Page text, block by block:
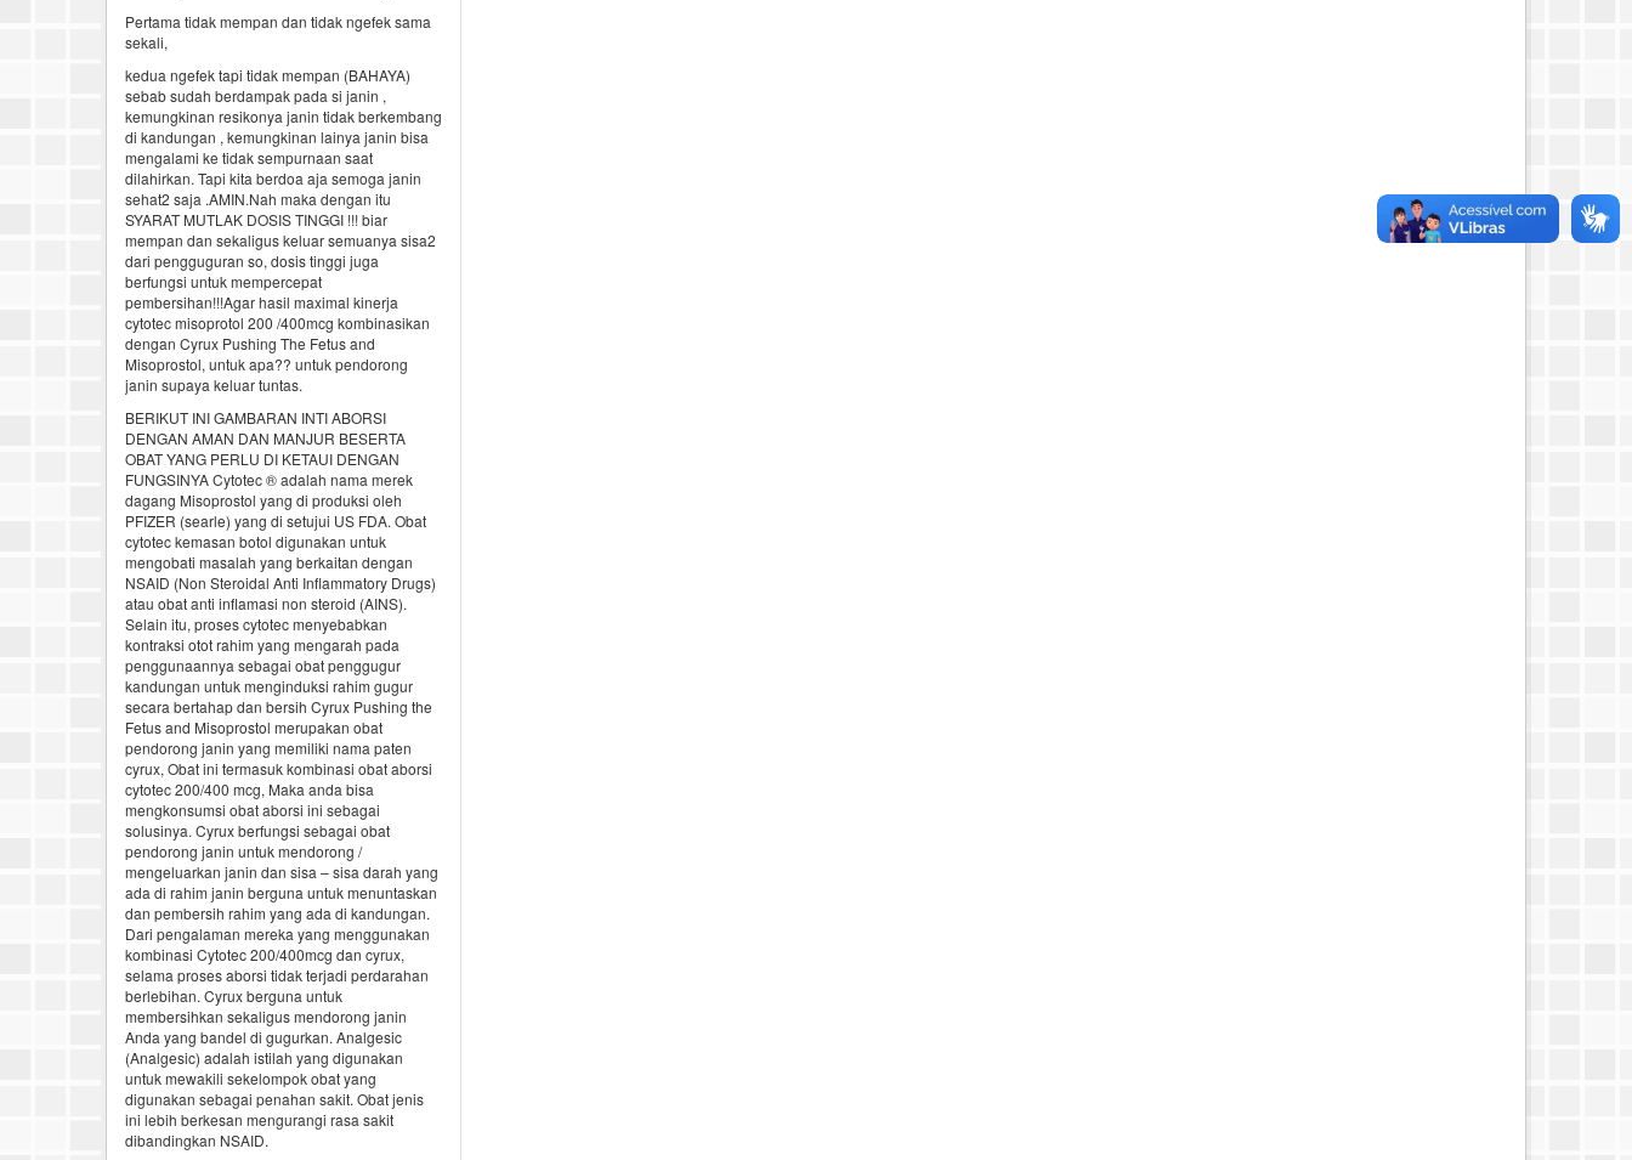
Pertama tidak mempan dan tidak ngefek sama
sekali,
kedua ngefek tapi tidak mempan (BAHAYA)
sebab sudah berdampak pada si janin ,
kemungkinan resikonya janin tidak berkembang
di kandungan , kemungkinan lainya janin bisa
mengalami ke tidak sempurnaan saat
dilahirkan. Tapi kita berdoa aja semoga janin
sehat2 saja .AMIN.Nah maka dengan itu
SYARAT MUTLAK DOSIS TINGGI !!! biar
mempan dan sekaligus keluar semuanya sisa2
dari pengguguran so, dosis tinggi juga
berfungsi untuk mempercepat
pembersihan!!!Agar hasil maximal kinerja
cytotec misoprotol 200 /400mcg kombinasikan
dengan Cyrux Pushing The Fetus and
Misoprostol, untuk apa?? untuk pendorong
janin supaya keluar tuntas.
BERIKUT INI GAMBARAN INTI ABORSI
DENGAN AMAN DAN MANJUR BESERTA
OBAT YANG PERLU DI KETAUI DENGAN
FUNGSINYA Cytotec ® adalah nama merek
dagang Misoprostol yang di produksi oleh
PFIZER (searle) yang di setujui US FDA. Obat
cytotec kemasan botol digunakan untuk
mengobati masalah yang berkaitan dengan
NSAID (Non Steroidal Anti Inflammatory Drugs)
atau obat anti inflamasi non steroid (AINS).
Selain itu, proses cytotec menyebabkan
kontraksi otot rahim yang mengarah pada
penggunaannya sebagai obat penggugur
kandungan untuk menginduksi rahim gugur
secara bertahap dan bersih Cyrux Pushing the
Fetus and Misoprostol merupakan obat
pendorong janin yang memiliki nama paten
cyrux, Obat ini termasuk kombinasi obat aborsi
cytotec 200/400 mcg, Maka anda bisa
mengkonsumsi obat aborsi ini sebagai
solusinya. Cyrux berfungsi sebagai obat
pendorong janin untuk mendorong /
mengeluarkan janin dan sisa – sisa darah yang
ada di rahim janin berguna untuk menuntaskan
dan pembersih rahim yang ada di kandungan.
Dari pengalaman mereka yang menggunakan
kombinasi Cytotec 200/400mcg dan cyrux,
selama proses aborsi tidak terjadi perdarahan
berlebihan. Cyrux berguna untuk
membersihkan sekaligus mendorong janin
Anda yang bandel di gugurkan. Analgesic
(Analgesic) adalah istilah yang digunakan
untuk mewakili sekelompok obat yang
digunakan sebagai penahan sakit. Obat jenis
ini lebih berkesan mengurangi rasa sakit
dibandingkan NSAID.